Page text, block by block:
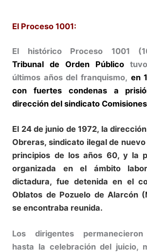
El Proceso 1001:
El histórico Proceso 1001
Tribunal de Orden Público
últimos años del franquismo, en
con fuertes condenas a
dirección del sindicato
El 24 de junio de 1972, la
Obreras, sindicato ilegal de
principios de los años 60, y la
organizada en el ámbito
dictadura, fue detenida en el
Oblatos de Pozuelo de Alarcón
se encontraba reunida.
Los dirigentes permanecieron
hasta la celebración del juicio,